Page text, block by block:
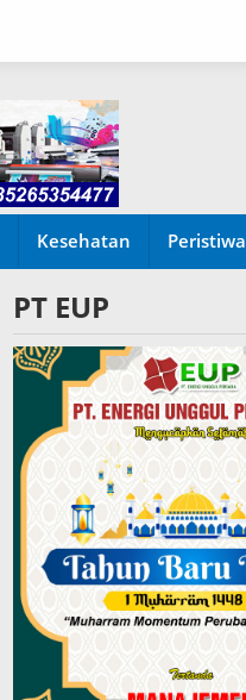
Kesehatan Peristiwa
PT EUP